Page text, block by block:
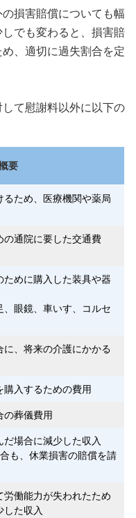
損害賠償についても幅
でも変わると、損害賠
、適切に過失割合を定
て慰謝料以外に以下の
要
ため、医療機関や薬局
通院に要した交通費
めに購入した装具や器
、眼鏡、車いす、コルセ
、将来の介護にかかる
購入するための費用
の葬儀費用
場合に減少した収入
も、休業損害の賠償を請
働能力が失われたため
た収入